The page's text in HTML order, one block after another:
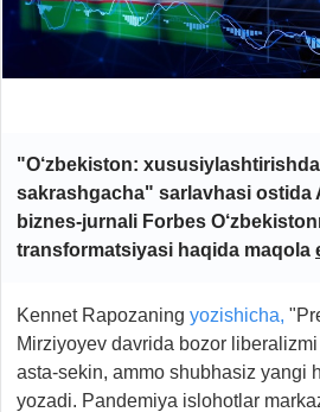
"O‘zbekiston:
sakrashgacha" sarlavhasi ostida
biznes-jurnali Forbes
transformatsiyasi haqida maqola
Kennet Rapozaning yozishicha,
Mirziyoyev davrida bozor
asta-sekin, ammo shubhasiz yangi
yozadi. Pandemiya islohotlar